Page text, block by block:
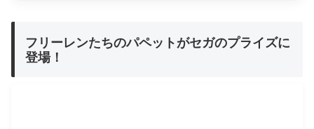
フリーレンたちのパペットがセガのプライズに
登場！